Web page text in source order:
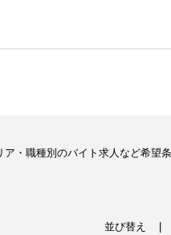
・職種別のバイト求人など希望
並び替え